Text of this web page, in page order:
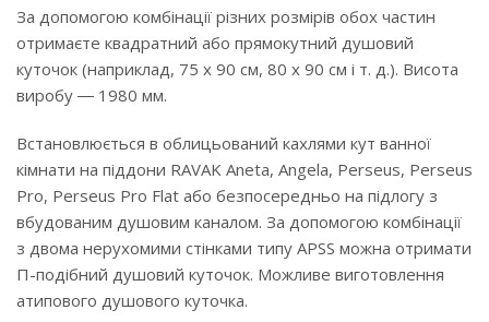
За допомогою комбінації різних розмірів обох частин
отримаєте квадратний або прямокутний душовий
куточок (наприклад, 75 x 90 см, 80 x 90 см і т. д.). Висота
виробу ― 1980 мм.
Встановлюється в облицьований кахлями кут ванної
кімнати на піддони RAVAK Aneta, Angela, Perseus, Perseus
Pro, Perseus Pro Flat або безпосередньо на підлогу з
вбудованим душовим каналом. За допомогою комбінації
з двома нерухомими стінками типу APSS можна отримати
П-подібний душовий куточок. Можливе виготовлення
атипового душового куточка.